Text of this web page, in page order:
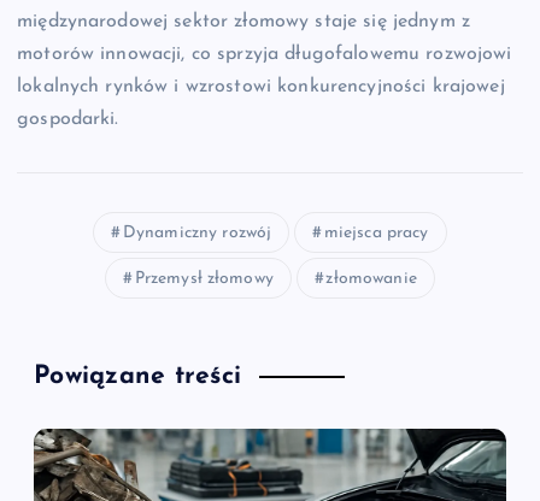
międzynarodowej sektor złomowy staje się jednym z
motorów innowacji, co sprzyja długofalowemu rozwojowi
lokalnych rynków i wzrostowi konkurencyjności krajowej
gospodarki.
Dynamiczny rozwój miejsca pracy
Przemysł złomowy złomowanie
Powiązane treści